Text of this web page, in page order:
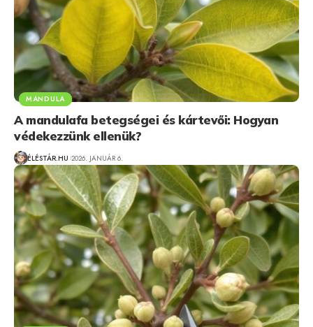
MANDULA
A mandulafa betegségei és kártevői: Hogyan
védekezzünk ellenük?
ÉLÉSTÁR.HU 2026. JANUÁR 6.